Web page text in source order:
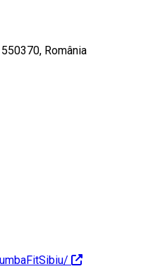
România